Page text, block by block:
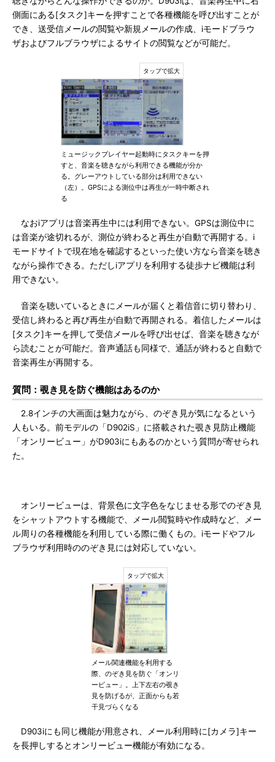
側面にある[タスク]キーを押すことで各種機能を呼び出すことが
でき、送受信メールの閲覧や新規メールの作成、iモードブラウ
ザおよびフルブラウザによるサイトの閲覧などが可能だ。
ミュージックプレイヤー起動時にタスクキーを押
すと、音楽を聴きながら利用できる機能が分か
る。グレーアウトしている部分は利用できない
（左）。GPSによる測位中は再生が一時中断され
る
なおiアプリは音楽再生中には利用できない。GPSは測位中に
は音楽が途切れるが、測位が終わると再生が自動で再開する。i
モードサイトで現在地を確認するといった使い方なら音楽を聴き
ながら操作できる。ただしiアプリを利用する徒歩ナビ機能は利
用できない。
音楽を聴いているときにメールが届くと着信音に切り替わり、
受信し終わると再び再生が自動で再開される。着信したメールは
[タスク]キーを押して受信メールを呼び出せば、音楽を聴きなが
ら読むことが可能だ。音声通話も同様で、通話が終わると自動で
音楽再生が再開する。
質問：覗き見を防ぐ機能はあるのか
2.8インチの大画面は魅力ながら、のぞき見が気になるという
人もいる。前モデルの「D902iS」に搭載された覗き見防止機能
「オンリービュー」がD903iにもあるのかという質問が寄せられ
た。
オンリービューは、背景色に文字色をなじませる形でのぞき見
をシャットアウトする機能で、メール閲覧時や作成時など、メー
ル周りの各種機能を利用している際に働くもの。iモードやフル
ブラウザ利用時ののぞき見には対応していない。
メール関連機能を利用する
際、のぞき見を防ぐ「オンリ
ービュー」。上下左右の覗き
見を防げるが、正面からも若
干見づらくなる
D903iにも同じ機能が用意され、メール利用時に[カメラ]キー
を長押しするとオンリービュー機能が有効になる。